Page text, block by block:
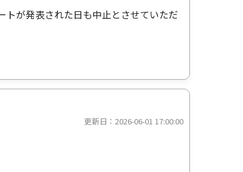
が発表された日も中止とさせていただ
更新日：2026-06-01 17:00:00